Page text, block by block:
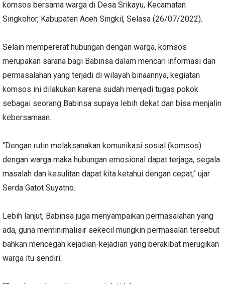
komsos bersama warga di Desa Srikayu, Kecamatan
Singkohor, Kabupaten Aceh Singkil, Selasa (26/07/2022).
Selain mempererat hubungan dengan warga, komsos
merupakan sarana bagi Babinsa dalam mencari informasi dan
permasalahan yang terjadi di wilayah binaannya, kegiatan
komsos ini dilakukan karena sudah menjadi tugas pokok
sebagai seorang Babinsa supaya lebih dekat dan bisa menjalin
kebersamaan.
"Dengan rutin melaksanakan komunikasi sosial (komsos)
dengan warga maka hubungan emosional dapat terjaga, segala
masalah dan kesulitan dapat kita ketahui dengan cepat," ujar
Serda Gatot Suyatno.
Lebih lanjut, Babinsa juga menyampaikan permasalahan yang
ada, guna meminimalisir sekecil mungkin permasalan tersebut
bahkan mencegah kejadian-kejadian yang berakibat merugikan
warga itu sendiri.